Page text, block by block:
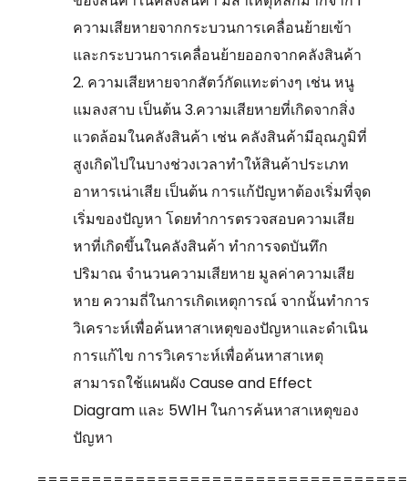
ความเสียหายจากกระบวนการเคลื่อนย้ายเข้า
และกระบวนการเคลื่อนย้ายออกจากคลังสินค้า
2. ความเสียหายจากสัตว์กัดแทะต่างๆ เช่น หนู
แมลงสาบ เป็นต้น 3.ความเสียหายที่เกิดจากสิ่ง
แวดล้อมในคลังสินค้า เช่น คลังสินค้ามีอุณภูมิที่
สูงเกิดไปในบางช่วงเวลาทำให้สินค้าประเภท
อาหารเน่าเสีย เป็นต้น การแก้ปัญหาต้องเริ่มที่จุด
เริ่มของปัญหา โดยทำการตรวจสอบความเสีย
หาที่เกิดขึ้นในคลังสินค้า ทำการจดบันทึก
ปริมาณ จำนวนความเสียหาย มูลค่าความเสีย
หาย ความถี่ในการเกิดเหตุการณ์ จากนั้นทำการ
วิเคราะห์เพื่อค้นหาสาเหตุของปัญหาและดำเนิน
การแก้ไข การวิเคราะห์เพื่อค้นหาสาเหตุ
สามารถใช้แผนผัง Cause and Effect
Diagram และ 5W1H ในการค้นหาสาเหตุของ
ปัญหา